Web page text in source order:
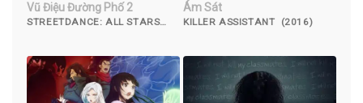
Vũ Điệu Đường Phố 2
STREETDANCE: ALL STARS
Ám Sát
KILLER ASSISTANT (2016)